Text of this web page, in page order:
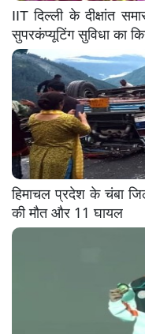
IIT दिल्ली के दीक्षांत
सुपरकंप्यूटिंग सुविधा का
हिमाचल प्रदेश के चंबा
की मौत और 11 घायल